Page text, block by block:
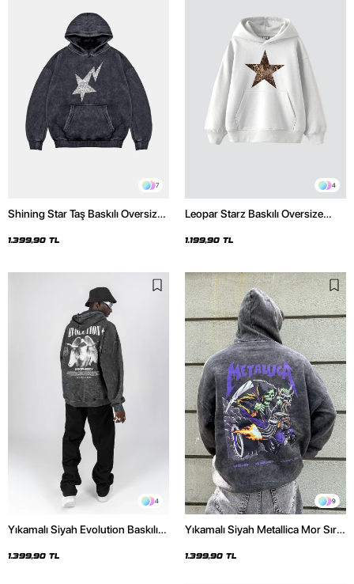
7
Shining Star Taş Baskılı Oversize
Hoodie
1.399,90 TL
4
Leopar Starz Baskılı Oversize
1.199,90 TL
4
Yıkamalı Siyah Evolution Baskılı
Hoodie
1.399,90 TL
9
Yıkamalı Siyah Metallica Mor Sırt
Hoodie
1.399,90 TL